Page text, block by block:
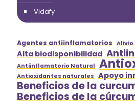
Vidafy
Agentes antiinflamatorios Alivio
Alta biodisponibilidad
Antiinflamatorio Natural
Antioxidantes naturales Apoyo
Beneficios de la
Beneficios de la